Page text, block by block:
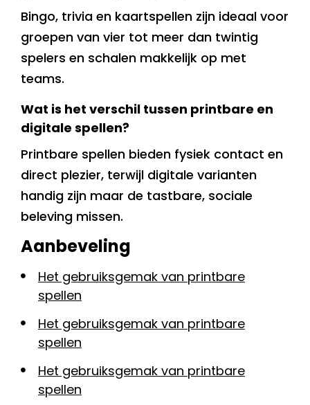
Bingo, trivia en kaartspellen zijn ideaal voor
groepen van vier tot meer dan twintig
spelers en schalen makkelijk op met
teams.
Wat is het verschil tussen printbare en
digitale spellen?
Printbare spellen bieden fysiek contact en
direct plezier, terwijl digitale varianten
handig zijn maar de tastbare, sociale
beleving missen.
Aanbeveling
Het gebruiksgemak van printbare
spellen
Het gebruiksgemak van printbare
spellen
Het gebruiksgemak van printbare
spellen